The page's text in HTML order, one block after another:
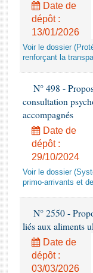
Date de
dépôt :
13/01/2026
Voir le dossier
renforçant la
N° 498 -
consultation
accompagnés
Date de
dépôt :
29/10/2024
Voir le dossier
primo-arrivants et
N° 2550 -
liés aux aliments
Date de
dépôt :
03/03/2026